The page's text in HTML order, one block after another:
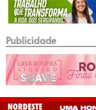
Publicidade